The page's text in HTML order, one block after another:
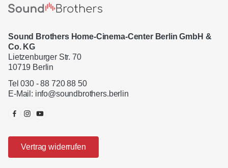
Sound Brothers Home-Cinema-Center Berlin GmbH &
Co. KG
Lietzenburger Str. 70
10719 Berlin
Tel 030 - 88 720 88 50
E-Mail: info@soundbrothers.berlin
Vertrag widerrufen